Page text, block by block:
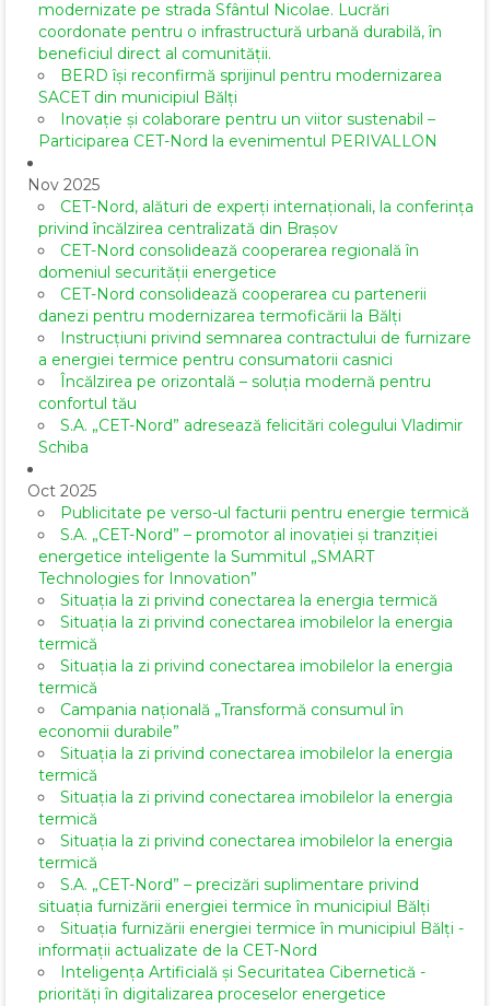
modernizate pe strada Sfântul Nicolae. Lucrări
coordonate pentru o infrastructură urbană durabilă, în
beneficiul direct al comunității.
BERD își reconfirmă sprijinul pentru modernizarea
SACET din municipiul Bălți
Inovație și colaborare pentru un viitor sustenabil –
Participarea CET-Nord la evenimentul PERIVALLON
Nov 2025
CET-Nord, alături de experți internaționali, la conferința
privind încălzirea centralizată din Brașov
CET-Nord consolidează cooperarea regională în
domeniul securității energetice
CET-Nord consolidează cooperarea cu partenerii
danezi pentru modernizarea termoficării la Bălți
Instrucțiuni privind semnarea contractului de furnizare
a energiei termice pentru consumatorii casnici
Încălzirea pe orizontală – soluția modernă pentru
confortul tău
S.A. „CET-Nord” adresează felicitări colegului Vladimir
Schiba
Oct 2025
Publicitate pe verso-ul facturii pentru energie termică
S.A. „CET-Nord” – promotor al inovației și tranziției
energetice inteligente la Summitul „SMART
Technologies for Innovation”
Situația la zi privind conectarea la energia termică
Situația la zi privind conectarea imobilelor la energia
termică
Situația la zi privind conectarea imobilelor la energia
termică
Campania națională „Transformă consumul în
economii durabile”
Situația la zi privind conectarea imobilelor la energia
termică
Situația la zi privind conectarea imobilelor la energia
termică
Situația la zi privind conectarea imobilelor la energia
termică
S.A. „CET-Nord” – precizări suplimentare privind
situația furnizării energiei termice în municipiul Bălți
Situația furnizării energiei termice în municipiul Bălți -
informații actualizate de la CET-Nord
Inteligența Artificială și Securitatea Cibernetică -
priorități în digitalizarea proceselor energetice